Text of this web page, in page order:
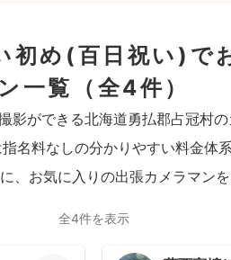
初め(百日祝い)で
ン一覧
（全4件）
影ができる北海道勇払郡占冠村の
名料なしの分かりやすい料金体系
、お気に入りの出張カメラマン
全4件を表示